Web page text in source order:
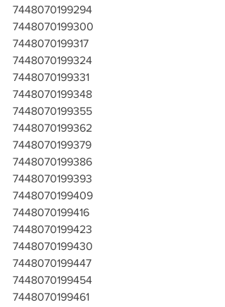
7448070199294
7448070199300
7448070199317
7448070199324
7448070199331
7448070199348
7448070199355
7448070199362
7448070199379
7448070199386
7448070199393
7448070199409
7448070199416
7448070199423
7448070199430
7448070199447
7448070199454
7448070199461